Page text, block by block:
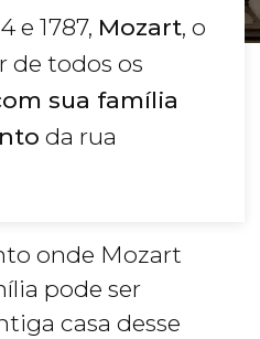
e 1787, Mozart, o
de todos os
sua família
da rua
onde Mozart
pode ser
casa desse